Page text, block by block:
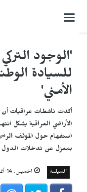
التحكم
'الوجود
للسيادة
الأمني'
أكدت ناشطات عراقيات أن
الأراضي العراقية يشكل
استفهام حول الموقف
بمعزل عن تدخلات الدول
السياسة الخميس, 14 أغسطس 2025, 08:19